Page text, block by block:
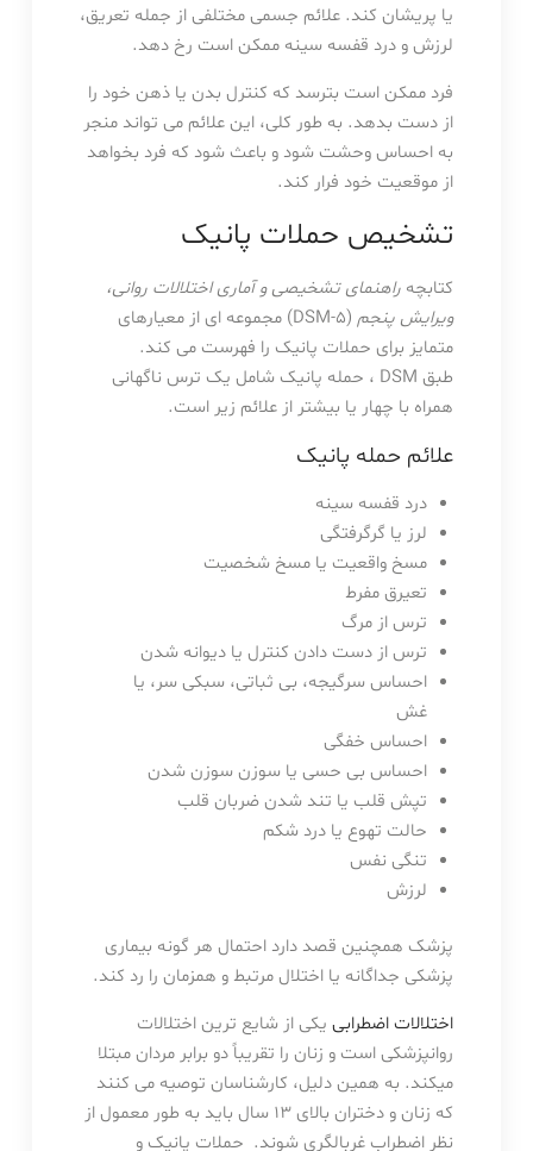
یا پریشان کند. علائم جسمی مختلفی از جمله تعریق،
لرزش و درد قفسه سینه ممکن است رخ دهد.
فرد ممکن است بترسد که کنترل بدن یا ذهن خود را
از دست بدهد. به طور کلی، این علائم می تواند منجر
به احساس وحشت شود و باعث شود که فرد بخواهد
از موقعیت خود فرار کند.
تشخیص حملات پانیک
کتابچه راهنمای تشخیصی و آماری اختلالات روانی،
ویرایش پنجم
(DSM-5) مجموعه ای از معیارهای
متمایز برای حملات پانیک را فهرست می کند.
طبق DSM ، حمله پانیک شامل یک ترس ناگهانی
همراه با چهار یا بیشتر از علائم زیر است.
علائم حمله پانیک
درد قفسه سینه
لرز یا گرگرفتگی
مسخ واقعیت یا مسخ شخصیت
تعیرق مفرط
ترس از مرگ
ترس از دست دادن کنترل یا دیوانه شدن
احساس سرگیجه، بی ثباتی، سبکی سر، یا
غش
احساس خفگی
احساس بی حسی یا سوزن سوزن شدن
تپش قلب یا تند شدن ضربان قلب
حالت تهوع یا درد شکم
تنگی نفس
لرزش
پزشک همچنین قصد دارد احتمال هر گونه بیماری
پزشکی جداگانه یا اختلال مرتبط و همزمان را رد کند.
اختلالات اضطرابییکی از شایع ترین اختلالات
روانپزشکی است و زنان را تقریباً دو برابر مردان مبتلا
میکند. به همین دلیل، کارشناسان توصیه می کنند
که زنان و دختران بالای ۱۳ سال باید به طور معمول از
نظر اضطراب غربالگری شوند. حملات پانیک و